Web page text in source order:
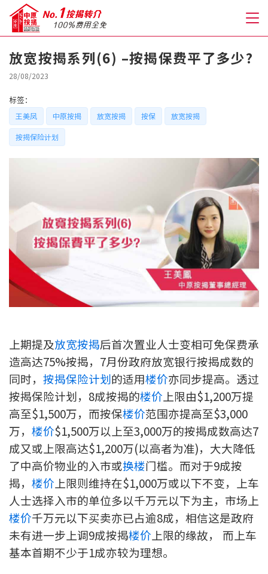
关于我们
格到至抵按揭
人才房贷・开户优惠
私人贷款
优惠礼遇
新盘优越按揭优惠
推荐齐齐友赏
按揭工具
按揭计算
转按计算
置业预算
供款年期计算
工商铺按揭计算
印花税计算
放宽按揭系列(6) –按揭保费平了多少?
28/08/2023
标签：
王美凤 中原按揭 放宽按揭 按保 放宽按揭
按揭保险计划
上期提及放宽按揭后首次置业人士变相可免保费承
造高达75%按揭，7月份政府放宽银行按揭成数的
同时， 按揭保险计划的适用楼价亦同步提高。透过
按揭保险计划，8成按揭的楼价 上限由$1,200万提
高至$1,500万，而按保楼价范围亦提高至$3,000
万， 楼价$1,500万以上至3,000万的按揭成数高达7
成又或上限高达$1,200万(以高者为准)，大大降低
了中高价物业的入市或换楼门槛。而对于9成按
揭， 楼价 上限则维持在$1,000万或以下不变，上车
人士选择入市的单位多以千万元以下为主，市场上
楼价千万元以下买卖亦已占逾8成，相信这是政府
未有进一步上调9成按揭楼价 上限的缘故， 而上车
基本首期不少于1成亦较为理想。